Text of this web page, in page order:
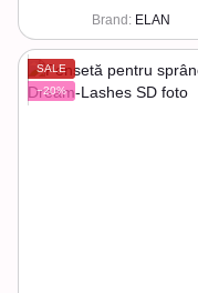
Brand ELAN
SALE
−20%